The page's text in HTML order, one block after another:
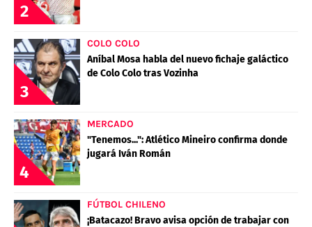
2
3
COLO COLO
Aníbal Mosa habla del nuevo fichaje galáctico
de Colo Colo tras Vozinha
4
MERCADO
"Tenemos...": Atlético Mineiro confirma donde
jugará Iván Román
FÚTBOL CHILENO
¡Batacazo! Bravo avisa opción de trabajar con